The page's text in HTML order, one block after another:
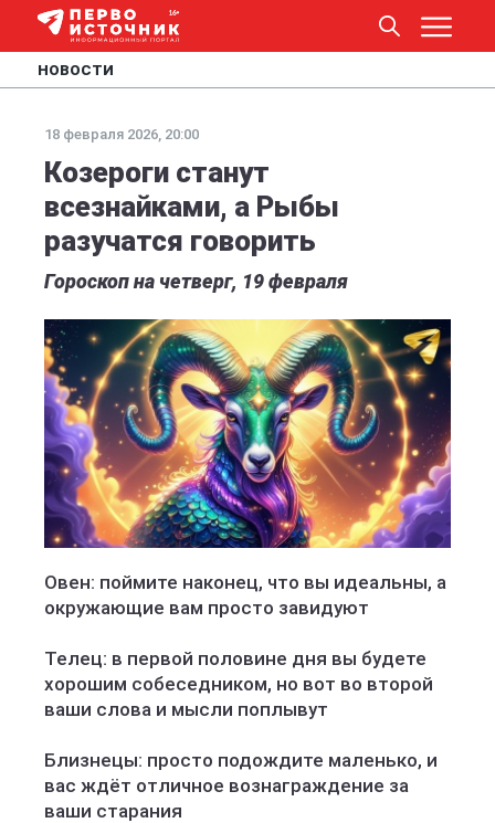
НОВОСТИ
18 февраля 2026, 20:00
Козероги станут
всезнайками, а Рыбы
разучатся говорить
Гороскоп на четверг, 19 февраля
Овен: поймите наконец, что вы идеальны, а
окружающие вам просто завидуют
Телец: в первой половине дня вы будете
хорошим собеседником, но вот во второй
ваши слова и мысли поплывут
Близнецы: просто подождите маленько, и
вас ждёт отличное вознаграждение за
ваши старания